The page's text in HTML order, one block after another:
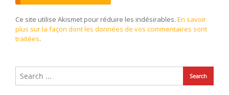
Ce site utilise Akismet pour réduire les indésirables. En savoir
plus sur la façon dont les données de vos commentaires sont
traitées.